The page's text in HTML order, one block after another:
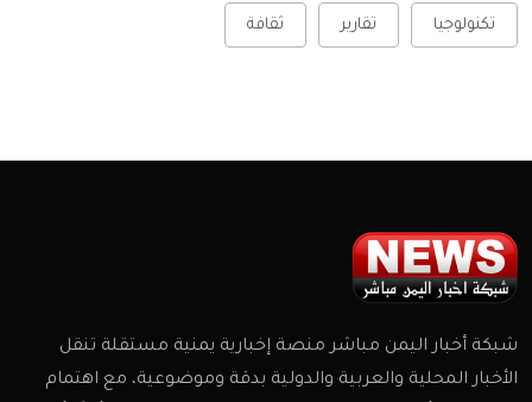
تكنولوجيا تقارير ثقافة
شبكة أخبار اليمن مباشر منصة إخبارية يمنية مستقلة تنقل
الأخبار المحلية والعربية والدولية بدقة وموضوعية، مع اهتمام